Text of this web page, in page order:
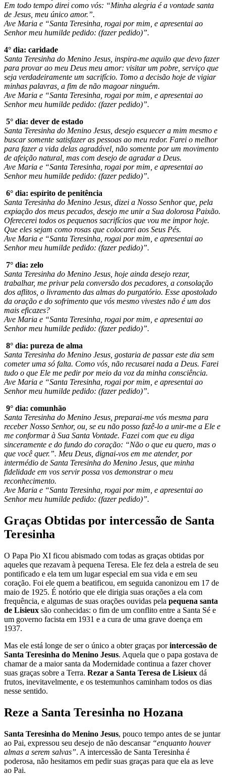
Em todo tempo direi como vós: “Minha alegria é a vontade santa
de Jesus, meu único amor.”.
Ave Maria e “Santa Teresinha, rogai por mim, e apresentai ao
Senhor meu humilde pedido: (fazer pedido)”.
4° dia: caridade
Santa Teresinha do Menino Jesus, inspira-me aquilo que devo fazer
para provar ao meu Deus meu amor: visitar um pobre, serviço que
seja verdadeiramente um sacrifício. Tomo a decisão hoje de vigiar
minhas palavras, a fim de não magoar ninguém.
Ave Maria e “Santa Teresinha, rogai por mim, e apresentai ao
Senhor meu humilde pedido: (fazer pedido)”.
5° dia: dever de estado
Santa Teresinha do Menino Jesus, desejo esquecer a mim mesmo e
buscar somente satisfazer as pessoas ao meu redor. Farei o melhor
para fazer a vida delas agradável, não somente por um movimento
de afeição natural, mas com desejo de agradar a Deus.
Ave Maria e “Santa Teresinha, rogai por mim, e apresentai ao
Senhor meu humilde pedido: (fazer pedido)”.
6° dia: espírito de penitência
Santa Teresinha do Menino Jesus, dizei a Nosso Senhor que, pela
expiação dos meus pecados, desejo me unir a Sua dolorosa Paixão.
Oferecerei todos os pequenos sacrifícios que vou me impor hoje.
Que eles sejam como rosas que colocarei aos Seus Pés.
Ave Maria e “Santa Teresinha, rogai por mim, e apresentai ao
Senhor meu humilde pedido: (fazer pedido)”.
7° dia: zelo
Santa Teresinha do Menino Jesus, hoje ainda desejo rezar,
trabalhar, me privar pela conversão dos pecadores, a consolação
dos aflitos, o livramento das almas do purgatório. Esse apostolado
da oração e do sofrimento que vós mesmo vivestes não é um dos
mais eficazes?
Ave Maria e “Santa Teresinha, rogai por mim, e apresentai ao
Senhor meu humilde pedido: (fazer pedido)”.
8° dia: pureza de alma
Santa Teresinha do Menino Jesus, gostaria de passar este dia sem
cometer uma só falta. Como vós, não recusarei nada a Deus. Farei
tudo o que Ele me pedir por meio da voz da minha consciência.
Ave Maria e “Santa Teresinha, rogai por mim, e apresentai ao
Senhor meu humilde pedido: (fazer pedido)”.
9° dia: comunhão
Santa Teresinha do Menino Jesus, preparai-me vós mesma para
receber Nosso Senhor, ou, se eu não posso fazê-lo a unir-me a Ele e
me conformar à Sua Santa Vontade. Fazei com que eu diga
sinceramente e do fundo do coração: “Não o que eu quero, mas o
que você quer.”. Meu Deus, dignai-vos em me atender, por
intermédio de Santa Teresinha do Menino Jesus, que minha
fidelidade em vos servir possa vos demonstrar o meu
reconhecimento.
Ave Maria e “Santa Teresinha, rogai por mim, e apresentai ao
Senhor meu humilde pedido: (fazer pedido)”.
Graças Obtidas por intercessão de Santa
Teresinha
O Papa Pio XI ficou abismado com todas as graças obtidas por
aqueles que rezavam à pequena Teresa. Ele fez dela a estrela de seu
pontificado e ela tem um lugar especial em sua vida e em seu
coração. Foi ele quem a beatificou, em seguida canonizou em 17 de
maio de 1925. É notório que ele dirigia suas orações a ela com
frequência, e algumas de suas orações ouvidas pela pequena santa
de Lisieux são conhecidas: o fim de um conflito entre a Santa Sé e
um governo facista em 1931 e a cura de uma grave doença em
1937.
Mas ele está longe de ser o único a obter graças porintercessão de
Santa Teresinha do Menino Jesus. Aquela que o papa gostava de
chamar de a maior santa da Modernidade continua a fazer chover
suas graças sobre a Terra. Rezar a Santa Teresa de Lisieux dá
frutos, inevitavelmente, e os testemunhos caminham todos os dias
nesse sentido.
Reze a Santa Teresinha no Hozana
Santa Teresinha do Menino Jesus, pouco tempo antes de se juntar
ao Pai, expressou seu desejo de não descansar “enquanto houver
almas a serem salvas”. A intercessão de Santa Teresinha é
poderosa, não hesitamos em pedir suas graças para que ela as leve
ao Pai.